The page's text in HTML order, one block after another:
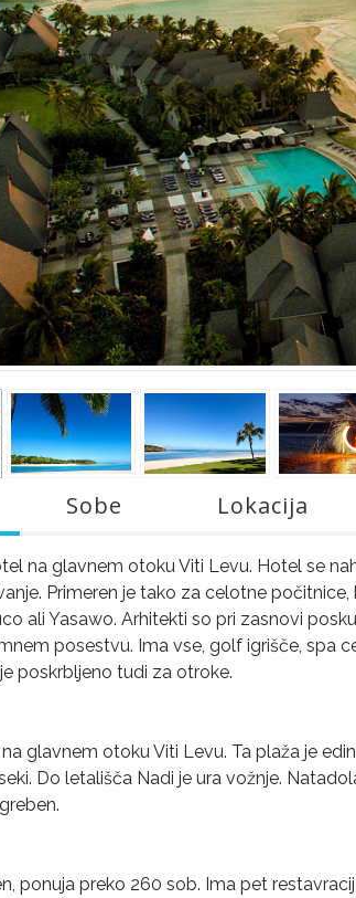
Sobe Lokacija
na glavnem otoku Viti Levu. Hotel se
Primeren je tako za celotne
ali Yasawo. Arhitekti so pri zasnovi
posestvu. Ima vse, golf igrišče, spa
poskrbljeno tudi za otroke.
glavnem otoku Viti Levu. Ta plaža je
Do letališča Nadi je ura vožnje.
ponuja preko 260 sob. Ima pet